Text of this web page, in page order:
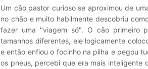
Um cão pastor curioso se aproximou de
no chão e muito habilmente descobriu
fazer uma "viagem só". O cão primeiro
tamanhos diferentes, ele logicamente
e então enfiou o focinho na pilha e pegou
os pneus, percebi que era mais inteligente